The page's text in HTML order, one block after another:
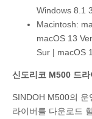
Windows 8.1
Macintosh:
macOS 13
Sur | macOS
신도리코 M500 드라
SINDOH M500의
라이버를 다운로드